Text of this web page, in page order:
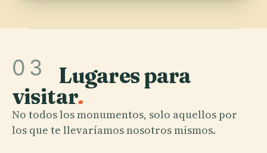
03 Lugares para
visitar.
No todos los monumentos, solo aquellos por
los que te llevaríamos nosotros mismos.